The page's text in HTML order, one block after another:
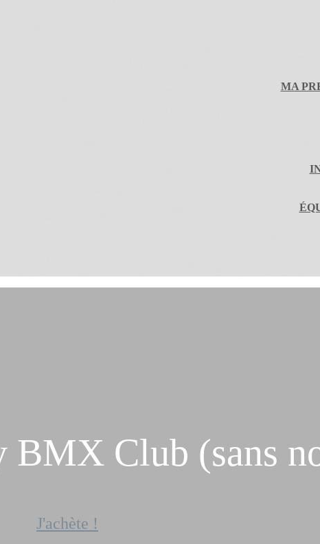
MA
Club (sans
J'achète !